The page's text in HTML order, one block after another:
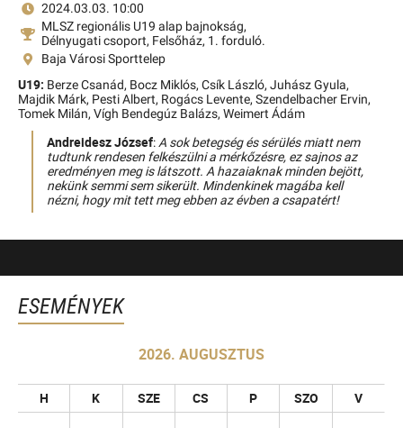
2024.03.03. 10:00
MLSZ regionális U19 alap bajnokság,
Délnyugati csoport, Felsőház, 1. forduló.
Baja Városi Sporttelep
U19: Berze Csanád, Bocz Miklós, Csík László, Juhász Gyula,
Majdik Márk, Pesti Albert, Rogács Levente, Szendelbacher Ervin,
Tomek Milán, Vígh Bendegúz Balázs, Weimert Ádám
Andreidesz József:A sok betegség és sérülés miatt nem
tudtunk rendesen felkészülni a mérkőzésre, ez sajnos az
eredményen meg is látszott. A hazaiaknak minden bejött,
nekünk semmi sem sikerült. Mindenkinek magába kell
nézni, hogy mit tett meg ebben az évben a csapatért!
ESEMÉNYEK
2026. AUGUSZTUS
H K SZE CS P SZO V